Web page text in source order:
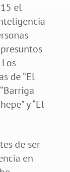
el
de “El
y “El
de ser
en